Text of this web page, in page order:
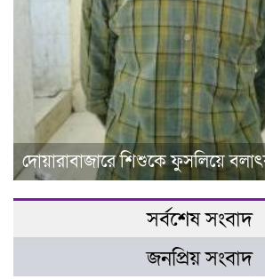
দোয়ারাবাজারে শিশুকে ফুসলিয়ে
সর্বশেষ সংবাদ
জনপ্রিয় সংবাদ